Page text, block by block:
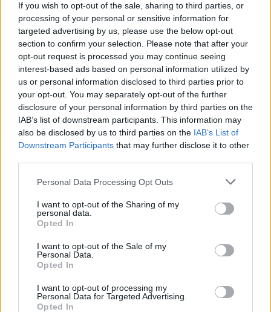
If you wish to opt-out of the sale, sharing to third parties, or
processing of your personal or sensitive information for
targeted advertising by us, please use the below opt-out
section to confirm your selection. Please note that after your
opt-out request is processed you may continue seeing
interest-based ads based on personal information utilized by
us or personal information disclosed to third parties prior to
your opt-out. You may separately opt-out of the further
disclosure of your personal information by third parties on the
IAB’s list of downstream participants. This information may
also be disclosed by us to third parties on the IAB’s List of
Downstream Participants that may further disclose it to other
Please note that this website/app uses one or more Google
not limited to your visit or usage behaviour. You may click to
grant or deny consent to Google and its third-party tags to
use your data for below specified purposes in below Google
consent section.
Personal Data Processing Opt Outs
I want to opt-out of the Sharing of my
personal data.
Opted In
I want to opt-out of the Sale of my
Personal Data.
Opted In
I want to opt-out of processing my
Personal Data for Targeted Advertising.
Opted In
Comunio’ya sor! Pedrinho, Emre Akbaba, Utku Yuvakuran ve daha
fazlası… Siz sordunuz biz cevapladık.
06/25/2022 Yazar Rıdvan Kutlu |
Fiziksel kalitesi ise nispeten düşük bir oyuncu, bazı maçlarda enerjisinin
söyleyebiliriz.